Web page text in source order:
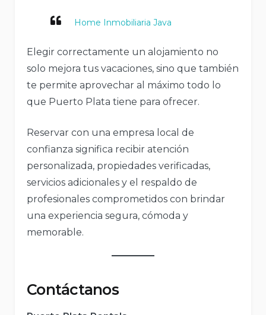
Home Inmobiliaria Java
Elegir correctamente un alojamiento no
solo mejora tus vacaciones, sino que también
te permite aprovechar al máximo todo lo
que Puerto Plata tiene para ofrecer.
Reservar con una empresa local de
confianza significa recibir atención
personalizada, propiedades verificadas,
servicios adicionales y el respaldo de
profesionales comprometidos con brindar
una experiencia segura, cómoda y
memorable.
Contáctanos